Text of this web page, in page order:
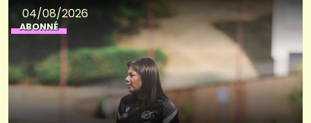
04/08/2026
ABONNÉ